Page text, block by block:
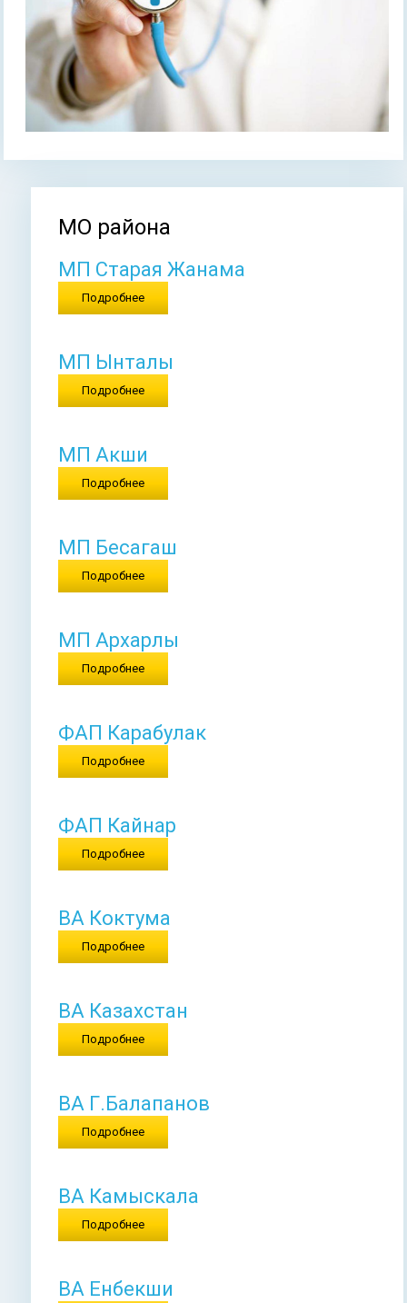
Вы здесь
МО района
МП Старая Жанама
Подробнее
МП Ынталы
Подробнее
МП Акши
Подробнее
МП Бесагаш
Подробнее
МП Архарлы
Подробнее
ФАП Карабулак
Подробнее
ФАП Кайнар
Подробнее
ВА Коктума
Подробнее
ВА Казахстан
Подробнее
ВА Г.Балапанов
Подробнее
ВА Камыскала
Подробнее
ВА Енбекши